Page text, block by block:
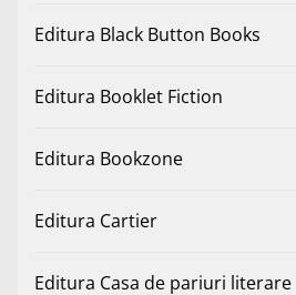
Editura Black Button Books
Editura Booklet Fiction
Editura Bookzone
Editura Cartier
Editura Casa de pariuri literare